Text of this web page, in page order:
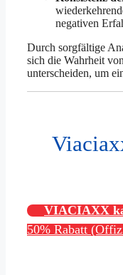
negativen
Durch sorgfältige
sich die Wahrheit
unterscheiden, um
VIACIAXX
50% Rabatt